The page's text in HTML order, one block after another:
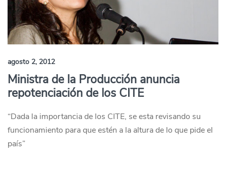
agosto 2, 2012
Ministra de la Producción anuncia
repotenciación de los CITE
“Dada la importancia de los CITE, se esta revisando su
funcionamiento para que estén a la altura de lo que pide el
país”